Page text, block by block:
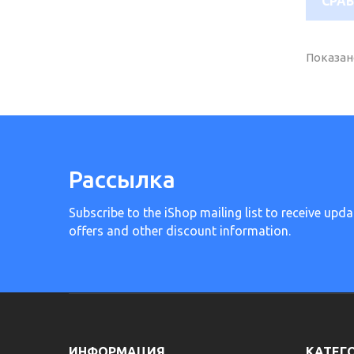
Рассылка
Subscribe to the iShop mailing list to receive
offers and other discount information.